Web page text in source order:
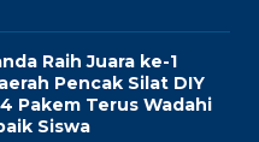
Raih Juara ke-1
Pencak Silat DIY
Pakem Terus Wadahi
Siswa